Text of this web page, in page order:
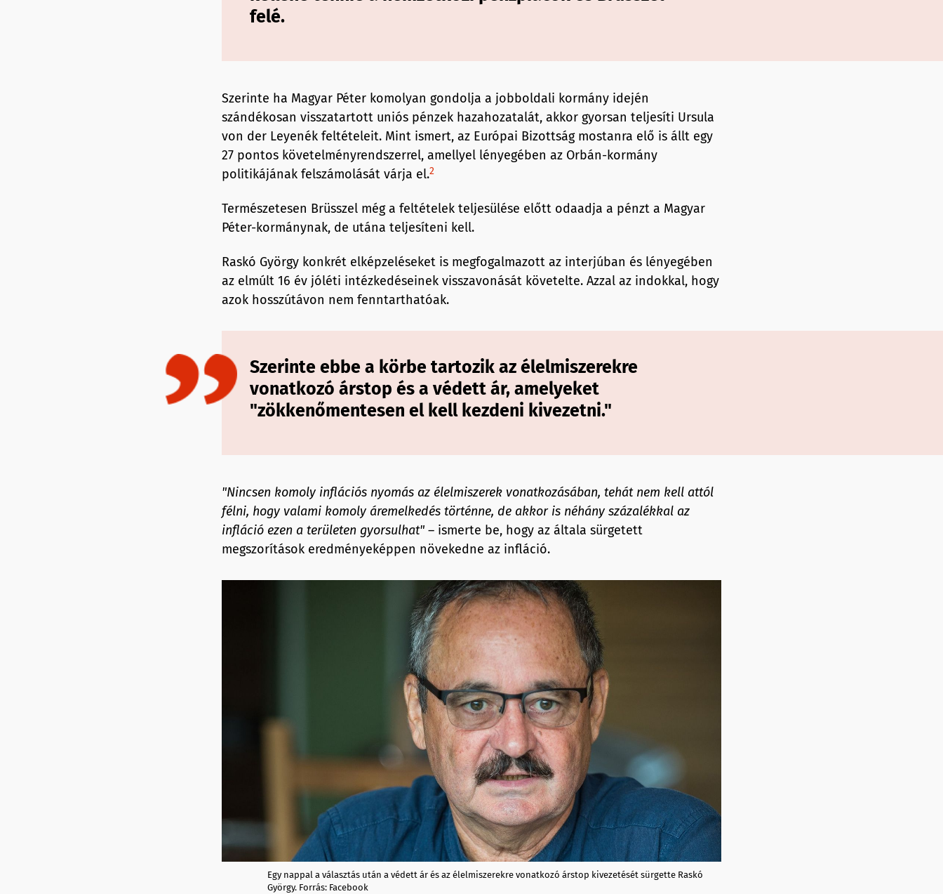
felé.
Szerinte ha Magyar Péter komolyan gondolja a jobboldali kormány idején
szándékosan visszatartott uniós pénzek hazahozatalát, akkor gyorsan teljesíti Ursula
von der Leyenék feltételeit. Mint ismert, az Európai Bizottság mostanra elő is állt egy
27 pontos követelményrendszerrel, amellyel lényegében az Orbán-kormány
politikájának felszámolását várja el.2
Természetesen Brüsszel még a feltételek teljesülése előtt odaadja a pénzt a Magyar
Péter-kormánynak, de utána teljesíteni kell.
Raskó György konkrét elképzeléseket is megfogalmazott az interjúban és lényegében
az elmúlt 16 év jóléti intézkedéseinek visszavonását követelte. Azzal az indokkal, hogy
azok hosszútávon nem fenntarthatóak.
Szerinte ebbe a körbe tartozik az élelmiszerekre
vonatkozó árstop és a védett ár, amelyeket
"zökkenőmentesen el kell kezdeni kivezetni."
"Nincsen komoly inflációs nyomás az élelmiszerek vonatkozásában, tehát nem kell attól
félni, hogy valami komoly áremelkedés történne, de akkor is néhány százalékkal az
infláció ezen a területen gyorsulhat"– ismerte be, hogy az általa sürgetett
megszorítások eredményeképpen növekedne az infláció.
Egy nappal a választás után a védett ár és az élelmiszerekre vonatkozó árstop kivezetését sürgette Raskó
György. Forrás: Facebook